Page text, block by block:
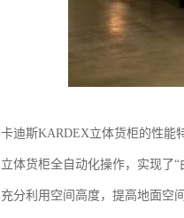
卡迪斯KARDEX立体货柜的性能
立体货柜全自动化操作，实现了
充分利用空间高度，提高地面空